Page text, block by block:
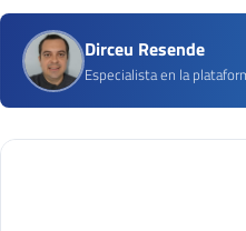
Dirceu Resende
Especialista en la